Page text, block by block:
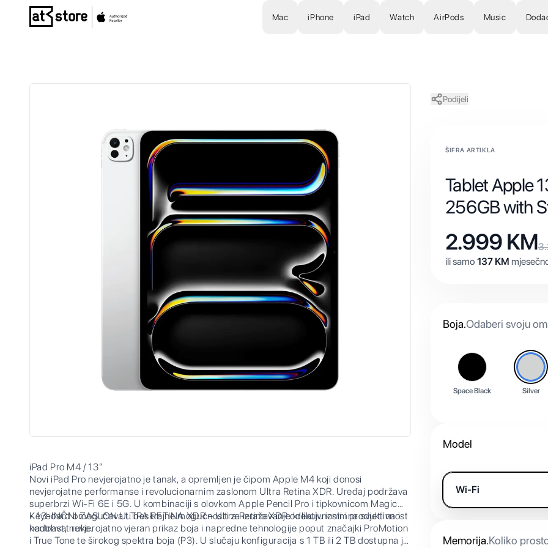
Posjetite početnu stranicu AT Store
Mac iPhone iPad Watch AirPods Music
iPad Pro M4 / 13”
Novi iPad Pro nevjerojatno je tanak, a opremljen je čipom Apple M4 koji donosi
nevjerojatne performanse i revolucionarnim zaslonom Ultra Retina XDR. Uređaj podržava
superbrzi Wi-Fi 6E i 5G. U kombinaciji s olovkom Apple Pencil Pro i tipkovnicom Magic
Keyboard omogućava ti beskrajne mogućnosti za izražavanje kreativnosti i produktivnost
nadohvat ruke.
• 13-INČNI ZASLON ULTRA RETINA XDR – Ultra Retina XDR odlikuju iznimna svjetlina i
kontrast, nevjerojatno vjeran prikaz boja i napredne tehnologije poput značajki ProMotion
i True Tone te širokog spektra boja (P3). U slučaju konfiguracija s 1 TB ili 2 TB dostupna je
Podijeli
ŠIFRA ARTIKLA
Tablet Apple
256GB with
2.999 KM
ili samo 137 KM
Boja.Odaberi svoju
Space Black Silver
Model
Wi-Fi
Memorija.Koliko